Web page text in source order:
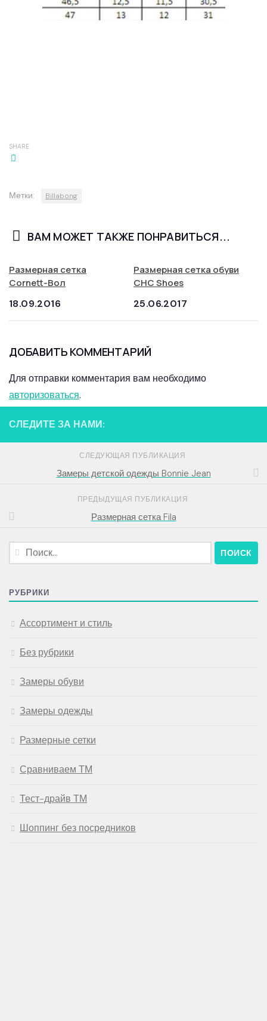
SHARE
Метки: Billabong
ВАМ МОЖЕТ ТАКЖЕ ПОНРАВИТЬСЯ...
Размерная сетка
Cornett-Вол
18.09.2016
Размерная сетка обуви
CHC Shoes
25.06.2017
ДОБАВИТЬ КОММЕНТАРИЙ
Для отправки комментария вам необходимо
авторизоваться.
СЛЕДИТЕ ЗА НАМИ:
СЛЕДУЮЩАЯ ПУБЛИКАЦИЯ
Замеры детской одежды Bonnie Jean
ПРЕДЫДУЩАЯ ПУБЛИКАЦИЯ
Размерная сетка Fila
Найти:
РУБРИКИ
Ассортимент и стиль
Без рубрики
Замеры обуви
Замеры одежды
Размерные сетки
Сравниваем ТМ
Тест-драйв ТМ
Шоппинг без посредников